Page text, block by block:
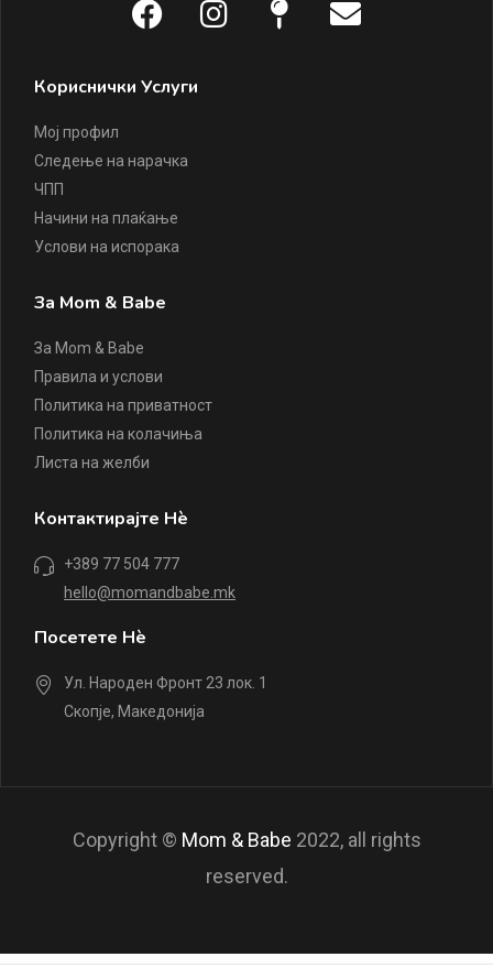
Кориснички Услуги
Мој профил
Следење на нарачка
ЧПП
Начини на плаќање
Услови на испорака
За Mom & Babe
За Mom & Babe
Правила и услови
Политика на приватност
Политика на колачиња
Листа на желби
Контактирајте Нè
+389 77 504 777
hello@momandbabe.mk
Посетете Нè
Ул. Народен Фронт 23 лок. 1
Скопје, Македонија
Copyright © Mom & Babe 2022, all rights
reserved.